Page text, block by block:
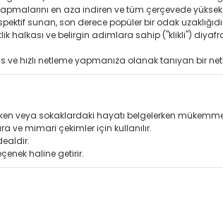
en aza indiren ve tüm çerçevede
sunan, son derece popüler bir odak
halkası ve belirgin adımlara sahip ("klikli")
hızlı netleme yapmanıza olanak tanıyan bir
veya sokaklardaki hayatı belgelerken
ve mimari çekimler için kullanılır.
haline getirir.